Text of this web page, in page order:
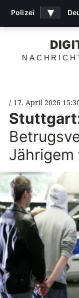
17. April 2026
Polizei ▾